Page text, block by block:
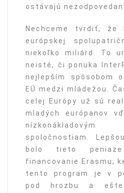
ostávajú
Nechceme tvrdiť, že
európskej
niekoľko miliárd. To
neisté, či ponuka
nejlepším spôsobom
EÚ medzi mládežou.
celej Európy už sú
mladých európanov
spoločnostiam.
bolo tieto
financovanie Erasmu,
tento program je v
pod hrozbu a